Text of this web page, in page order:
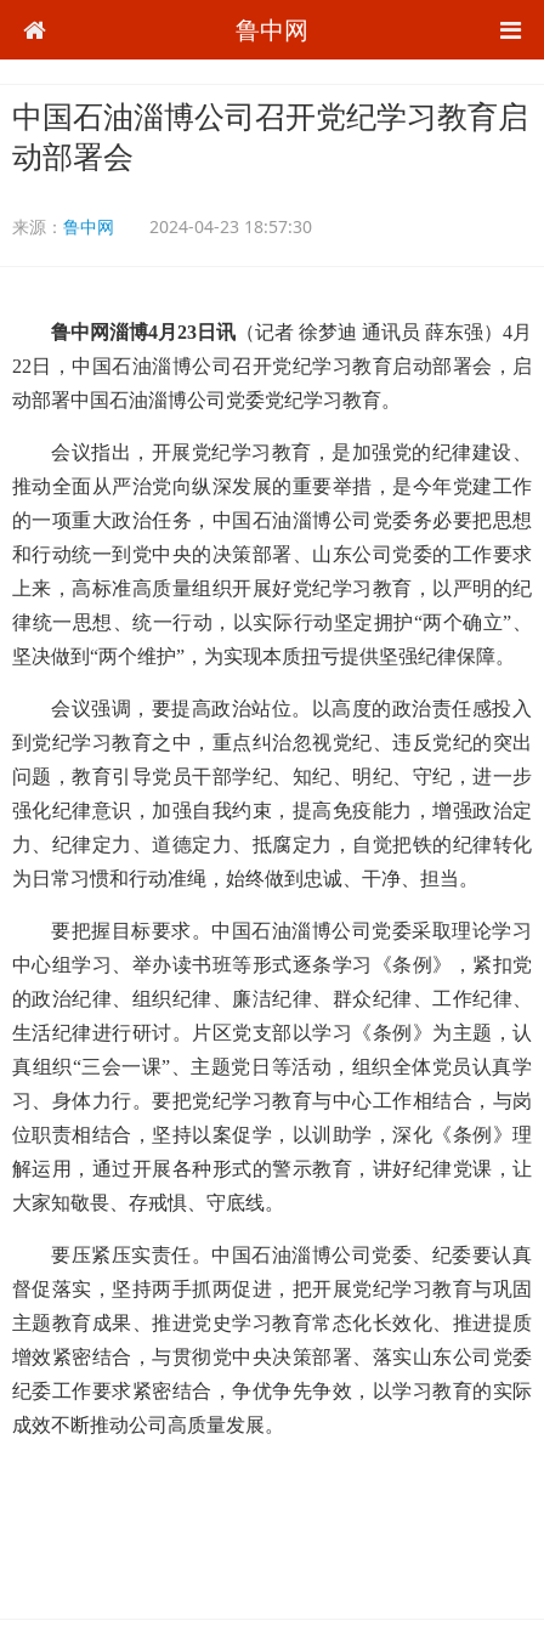
鲁中网
中国石油淄博公司召开党纪学习教育启
动部署会
来源： 鲁中网 2024-04-23 18:57:30
鲁中网淄博4月23日讯 （记者 徐梦迪 通讯员 薛东强）4月
22日，中国石油淄博公司召开党纪学习教育启动部署会，启
动部署中国石油淄博公司党委党纪学习教育。
会议指出，开展党纪学习教育，是加强党的纪律建设、
推动全面从严治党向纵深发展的重要举措，是今年党建工作
的一项重大政治任务，中国石油淄博公司党委务必要把思想
和行动统一到党中央的决策部署、山东公司党委的工作要求
上来，高标准高质量组织开展好党纪学习教育，以严明的纪
律统一思想、统一行动，以实际行动坚定拥护“两个确立”、
坚决做到“两个维护”，为实现本质扭亏提供坚强纪律保障。
会议强调，要提高政治站位。以高度的政治责任感投入
到党纪学习教育之中，重点纠治忽视党纪、违反党纪的突出
问题，教育引导党员干部学纪、知纪、明纪、守纪，进一步
强化纪律意识，加强自我约束，提高免疫能力，增强政治定
力、纪律定力、道德定力、抵腐定力，自觉把铁的纪律转化
为日常习惯和行动准绳，始终做到忠诚、干净、担当。
要把握目标要求。中国石油淄博公司党委采取理论学习
中心组学习、举办读书班等形式逐条学习《条例》，紧扣党
的政治纪律、组织纪律、廉洁纪律、群众纪律、工作纪律、
生活纪律进行研讨。片区党支部以学习《条例》为主题，认
真组织“三会一课”、主题党日等活动，组织全体党员认真学
习、身体力行。要把党纪学习教育与中心工作相结合，与岗
位职责相结合，坚持以案促学，以训助学，深化《条例》理
解运用，通过开展各种形式的警示教育，讲好纪律党课，让
大家知敬畏、存戒惧、守底线。
要压紧压实责任。中国石油淄博公司党委、纪委要认真
督促落实，坚持两手抓两促进，把开展党纪学习教育与巩固
主题教育成果、推进党史学习教育常态化长效化、推进提质
增效紧密结合，与贯彻党中央决策部署、落实山东公司党委
纪委工作要求紧密结合，争优争先争效，以学习教育的实际
成效不断推动公司高质量发展。